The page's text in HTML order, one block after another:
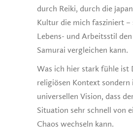
durch Reiki, durch die
Kultur die mich fasziniert –
Lebens- und Arbeitsstil
Samurai vergleichen kann.
Was ich hier stark fühle ist
religiösen Kontext
universellen Vision, dass
Situation sehr schnell von
Chaos wechseln kann.